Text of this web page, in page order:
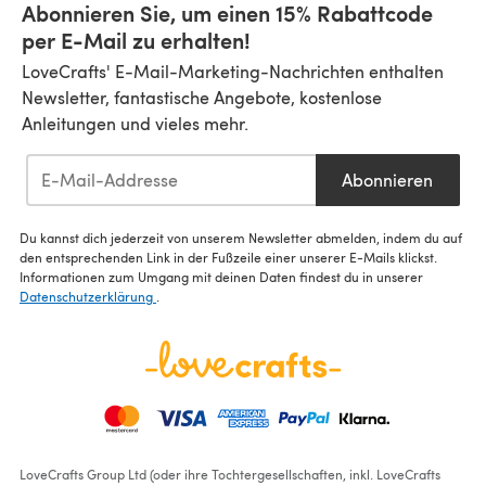
Abonnieren Sie, um einen 15% Rabattcode
per E-Mail zu erhalten!
LoveCrafts' E-Mail-Marketing-Nachrichten enthalten
Newsletter, fantastische Angebote, kostenlose
Anleitungen und vieles mehr.
Abonnieren
Du kannst dich jederzeit von unserem Newsletter abmelden, indem du auf
den entsprechenden Link in der Fußzeile einer unserer E-Mails klickst.
Informationen zum Umgang mit deinen Daten findest du in unserer
Datenschutzerklärung .
LoveCrafts Group Ltd (oder ihre Tochtergesellschaften, inkl. LoveCrafts